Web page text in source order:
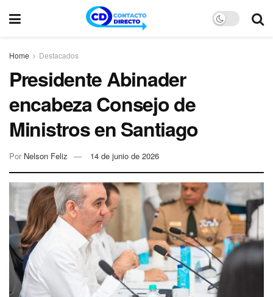
Home Destacados
Presidente Abinader
encabeza Consejo de
Ministros en Santiago
Por Nelson Feliz 14 de junio de 2026